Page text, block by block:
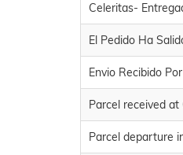
Celeritas-
El Pedido Ha
Envio Recibido
Parcel received
Parcel departure